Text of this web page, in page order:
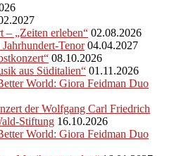
– „Zeiten erleben“ 02.08.2026
Tenor 04.04.2027
08.10.2026
aus Süditalien“ 01.11.2026
World: Giora Feidman Duo
der Wolfgang Carl Friedrich
Stiftung 16.10.2026
World: Giora Feidman Duo